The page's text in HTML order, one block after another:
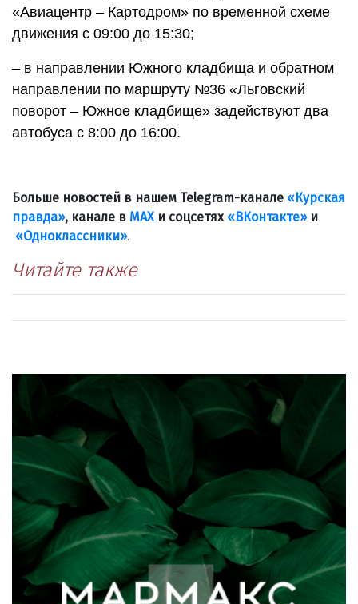
«Авиацентр – Картодром» по временной схеме
движения с 09:00 до 15:30;
– в направлении Южного кладбища и обратном
направлении по маршруту №36 «Льговский
поворот – Южное кладбище» задействуют два
автобуса с 8:00 до 16:00.
Больше новостей в нашем Telegram-канале «Курская
правда», канале в МАХи соцсетях «ВКонтакте»и
«Одноклассники».
Читайте также